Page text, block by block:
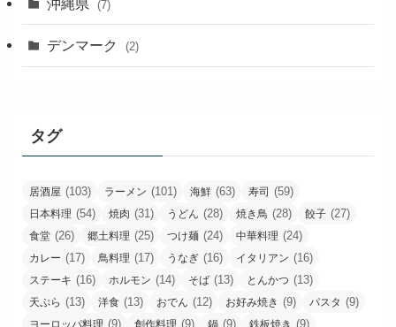
沖縄県 (7)
デンマーク (2)
タグ
居酒屋 (103) ラーメン (101) 海鮮 (63) 寿司 (59)
日本料理 (54) 焼肉 (31) うどん (28) 焼き鳥 (28) 餃子 (27)
食堂 (26) 郷土料理 (25) つけ麺 (24) 中華料理 (24)
カレー (17) 鳥料理 (17) うなぎ (16) イタリアン (16)
ステーキ (16) ホルモン (14) そば (13) とんかつ (13)
天ぷら (13) 洋食 (13) おでん (12) お好み焼き (9) パスタ (9)
ヨーロッパ料理 (9) 創作料理 (9) 鍋 (9) 鉄板焼き (9)